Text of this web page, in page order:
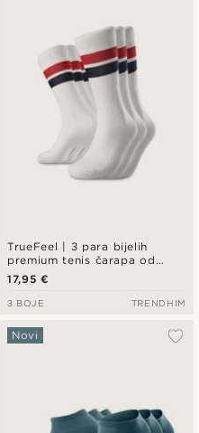
TrueFeel | 3 para bijelih
premium tenis čarapa od
pamuka – crveni i plavi
prugasti detalj
17,95 €
3 BOJE TRENDHIM
Novi